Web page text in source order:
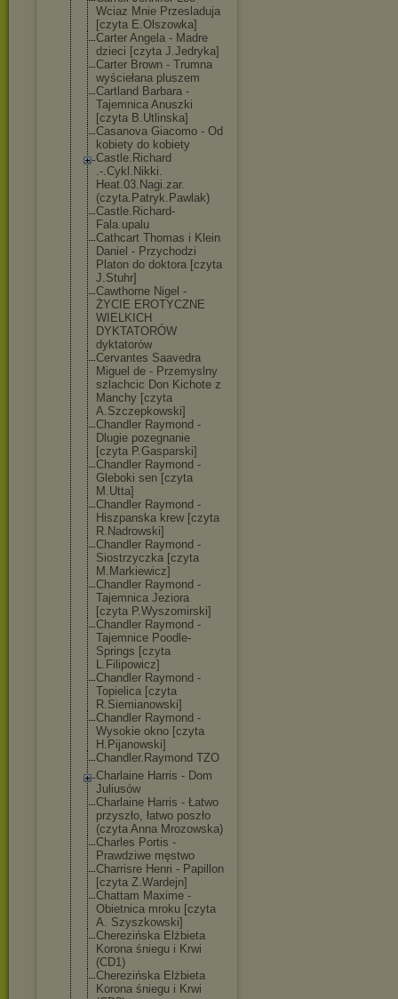
Wciaz Mnie Przesladuja
[czyta E.Olszowka]
Carter Angela - Madre
dzieci [czyta J.Jedryka]
Carter Brown - Trumna
wyściełana pluszem
Cartland Barbara -
Tajemnica Anuszki
[czyta B.Utlinska]
Casanova Giacomo - Od
kobiety do kobiety
Castle.Richard
.-.Cykl.Nikki.
Heat.03.Nagi.zar.
(czyta.Patryk.Pawlak)
Castle.Richard-
Fala.upalu
Cathcart Thomas i Klein
Daniel - Przychodzi
Platon do doktora [czyta
J.Stuhr]
Cawthorne Nigel -
ŻYCIE EROTYCZNE
WIELKICH
DYKTATORÓW
dyktatorów
Cervantes Saavedra
Miguel de - Przemyslny
szlachcic Don Kichote z
Manchy [czyta
A.Szczepkowski]
Chandler Raymond -
Dlugie pozegnanie
[czyta P.Gasparski]
Chandler Raymond -
Gleboki sen [czyta
M.Utta]
Chandler Raymond -
Hiszpanska krew [czyta
R.Nadrowski]
Chandler Raymond -
Siostrzyczka [czyta
M.Markiewicz]
Chandler Raymond -
Tajemnica Jeziora
[czyta P.Wyszomirski]
Chandler Raymond -
Tajemnice Poodle-
Springs [czyta
L.Filipowicz]
Chandler Raymond -
Topielica [czyta
R.Siemianowski]
Chandler Raymond -
Wysokie okno [czyta
H.Pijanowski]
Chandler.Raymond TZO
Charlaine Harris - Dom
Juliusów
Charlaine Harris - Łatwo
przyszło, łatwo poszło
(czyta Anna Mrozowska)
Charles Portis -
Prawdziwe męstwo
Charrisre Henri - Papillon
[czyta Z.Wardejn]
Chattam Maxime -
Obietnica mroku [czyta
A. Szyszkowski]
Cherezińska Elżbieta
Korona śniegu i Krwi
(CD1)
Cherezińska Elżbieta
Korona śniegu i Krwi